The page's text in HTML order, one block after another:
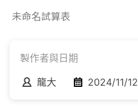
未命名試算表
製作者與日期
龍大
2024/11/12